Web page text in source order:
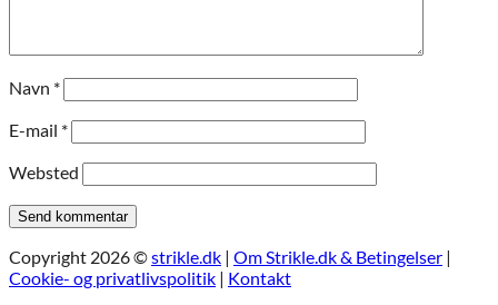
Navn *
E-mail *
Websted
Copyright 2026 ©strikle.dk | Om Strikle.dk & Betingelser |
Cookie- og privatlivspolitik | Kontakt